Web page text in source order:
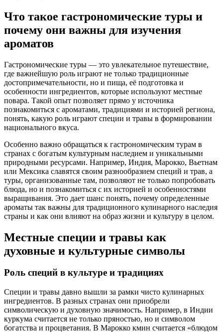
Что такое гастрономические туры и
почему они важны для изучения
ароматов
Гастрономические туры — это увлекательное путешествие,
где важнейшую роль играют не только традиционные
достопримечательности, но и пища, её подготовка и
особенности ингредиентов, которые используют местные
повара. Такой опыт позволяет прямо у источника
познакомиться с ароматами, традициями и историей региона,
понять, какую роль играют специи и травы в формировании
национального вкуса.
Особенно важно обращаться к гастрономическим турам в
странах с богатым культурным наследием и уникальными
природными ресурсами. Например, Индия, Марокко, Вьетнам
или Мексика славятся своим разнообразием специй и трав, а
туры, организованные там, позволяют не только попробовать
блюда, но и познакомиться с их историей и особенностями
выращивания. Это дает шанс понять, почему определенные
ароматы так важны для традиционного кулинарного наследия
страны и как они влияют на образ жизни и культуру в целом.
Местные специи и травы как
духовные и культурные символы
Роль специй в культуре и традициях
Специи и травы давно вышли за рамки чисто кулинарных
ингредиентов. В разных странах они приобрели
символическую и духовную значимость. Например, в Индии
куркума считается не только пряностью, но и символом
богатства и процветания. В Марокко кмин считается «блюдом